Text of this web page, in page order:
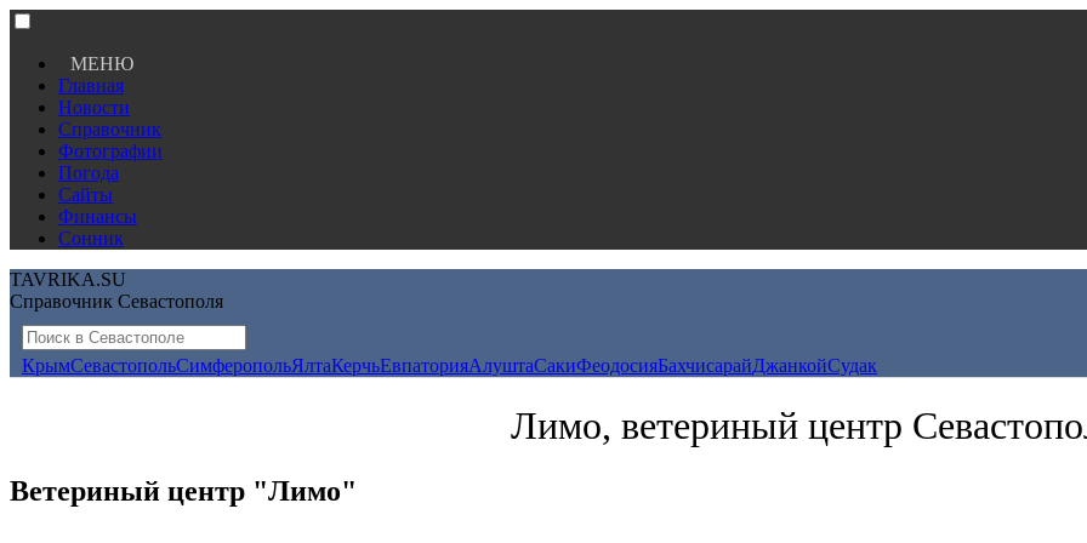
МЕНЮ
Главная
Новости
Справочник
Фотографии
Погода
Сайты
Финансы
Сонник
TAVRIKA.SU
Справочник Севастополя
КрымСевастопольСимферопольЯлтаКерчьЕвпаторияАлуштаСакиФеодосияБахчисарайДжанкойСудак
Лимо, ветериный центр
Ветериный центр "Лимо"